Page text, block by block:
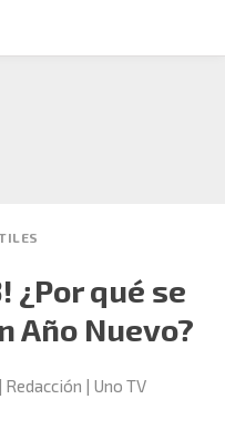
¿Por qué se
Año Nuevo?
Redacción | Uno TV